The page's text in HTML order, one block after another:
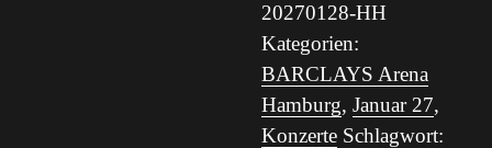
20270128-HH
Kategorien:
BARCLAYS Arena
Hamburg, Januar 27,
Konzerte Schlagwort: